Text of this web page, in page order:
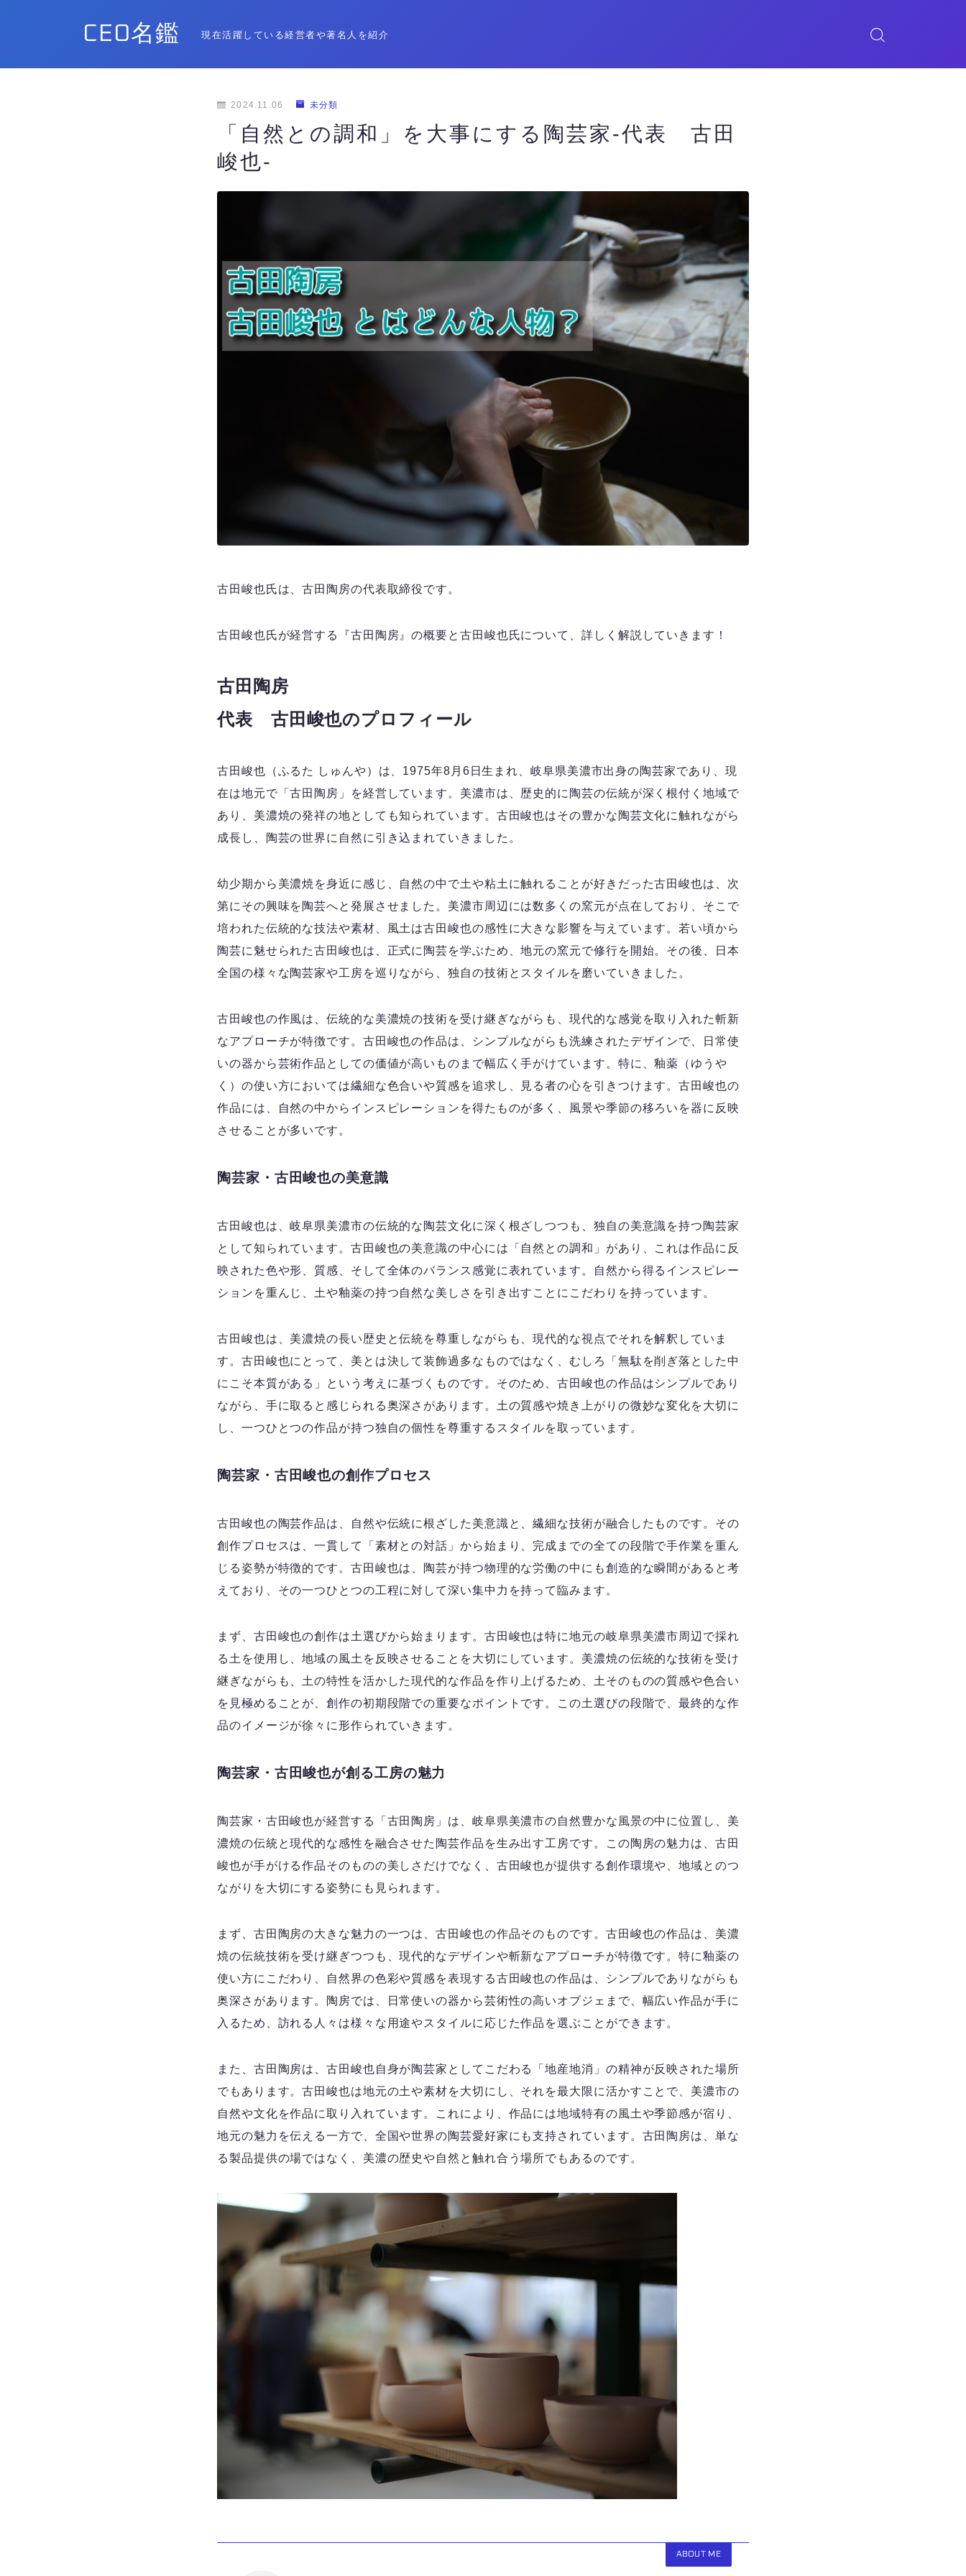
CEO名鑑 現在活躍している経営者や著名人を紹介
2024.11.06 未分類
「自然との調和」を大事にする陶芸家-代表 古田
峻也-
古田峻也氏は、古田陶房の代表取締役です。
古田峻也氏が経営する『古田陶房』の概要と古田峻也氏について、詳しく解説していきます！
古田陶房
代表 古田峻也のプロフィール
古田峻也（ふるた しゅんや）は、1975年8月6日生まれ、岐阜県美濃市出身の陶芸家であり、現
在は地元で「古田陶房」を経営しています。美濃市は、歴史的に陶芸の伝統が深く根付く地域で
あり、美濃焼の発祥の地としても知られています。古田峻也はその豊かな陶芸文化に触れながら
成長し、陶芸の世界に自然に引き込まれていきました。
幼少期から美濃焼を身近に感じ、自然の中で土や粘土に触れることが好きだった古田峻也は、次
第にその興味を陶芸へと発展させました。美濃市周辺には数多くの窯元が点在しており、そこで
培われた伝統的な技法や素材、風土は古田峻也の感性に大きな影響を与えています。若い頃から
陶芸に魅せられた古田峻也は、正式に陶芸を学ぶため、地元の窯元で修行を開始。その後、日本
全国の様々な陶芸家や工房を巡りながら、独自の技術とスタイルを磨いていきました。
古田峻也の作風は、伝統的な美濃焼の技術を受け継ぎながらも、現代的な感覚を取り入れた斬新
なアプローチが特徴です。古田峻也の作品は、シンプルながらも洗練されたデザインで、日常使
いの器から芸術作品としての価値が高いものまで幅広く手がけています。特に、釉薬（ゆうや
く）の使い方においては繊細な色合いや質感を追求し、見る者の心を引きつけます。古田峻也の
作品には、自然の中からインスピレーションを得たものが多く、風景や季節の移ろいを器に反映
させることが多いです。
陶芸家・古田峻也の美意識
古田峻也は、岐阜県美濃市の伝統的な陶芸文化に深く根ざしつつも、独自の美意識を持つ陶芸家
として知られています。古田峻也の美意識の中心には「自然との調和」があり、これは作品に反
映された色や形、質感、そして全体のバランス感覚に表れています。自然から得るインスピレー
ションを重んじ、土や釉薬の持つ自然な美しさを引き出すことにこだわりを持っています。
古田峻也は、美濃焼の長い歴史と伝統を尊重しながらも、現代的な視点でそれを解釈していま
す。古田峻也にとって、美とは決して装飾過多なものではなく、むしろ「無駄を削ぎ落とした中
にこそ本質がある」という考えに基づくものです。そのため、古田峻也の作品はシンプルであり
ながら、手に取ると感じられる奥深さがあります。土の質感や焼き上がりの微妙な変化を大切に
し、一つひとつの作品が持つ独自の個性を尊重するスタイルを取っています。
陶芸家・古田峻也の創作プロセス
古田峻也の陶芸作品は、自然や伝統に根ざした美意識と、繊細な技術が融合したものです。その
創作プロセスは、一貫して「素材との対話」から始まり、完成までの全ての段階で手作業を重ん
じる姿勢が特徴的です。古田峻也は、陶芸が持つ物理的な労働の中にも創造的な瞬間があると考
えており、その一つひとつの工程に対して深い集中力を持って臨みます。
まず、古田峻也の創作は土選びから始まります。古田峻也は特に地元の岐阜県美濃市周辺で採れ
る土を使用し、地域の風土を反映させることを大切にしています。美濃焼の伝統的な技術を受け
継ぎながらも、土の特性を活かした現代的な作品を作り上げるため、土そのものの質感や色合い
を見極めることが、創作の初期段階での重要なポイントです。この土選びの段階で、最終的な作
品のイメージが徐々に形作られていきます。
陶芸家・古田峻也が創る工房の魅力
陶芸家・古田峻也が経営する「古田陶房」は、岐阜県美濃市の自然豊かな風景の中に位置し、美
濃焼の伝統と現代的な感性を融合させた陶芸作品を生み出す工房です。この陶房の魅力は、古田
峻也が手がける作品そのものの美しさだけでなく、古田峻也が提供する創作環境や、地域とのつ
ながりを大切にする姿勢にも見られます。
まず、古田陶房の大きな魅力の一つは、古田峻也の作品そのものです。古田峻也の作品は、美濃
焼の伝統技術を受け継ぎつつも、現代的なデザインや斬新なアプローチが特徴です。特に釉薬の
使い方にこだわり、自然界の色彩や質感を表現する古田峻也の作品は、シンプルでありながらも
奥深さがあります。陶房では、日常使いの器から芸術性の高いオブジェまで、幅広い作品が手に
入るため、訪れる人々は様々な用途やスタイルに応じた作品を選ぶことができます。
また、古田陶房は、古田峻也自身が陶芸家としてこだわる「地産地消」の精神が反映された場所
でもあります。古田峻也は地元の土や素材を大切にし、それを最大限に活かすことで、美濃市の
自然や文化を作品に取り入れています。これにより、作品には地域特有の風土や季節感が宿り、
地元の魅力を伝える一方で、全国や世界の陶芸愛好家にも支持されています。古田陶房は、単な
る製品提供の場ではなく、美濃の歴史や自然と触れ合う場所でもあるのです。
ABOUT ME